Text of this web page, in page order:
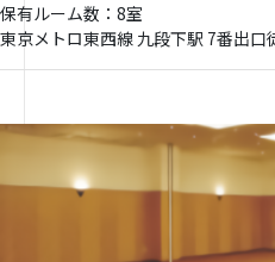
保有ルーム数：8室
東京メトロ東西線 九段下駅 7番出口